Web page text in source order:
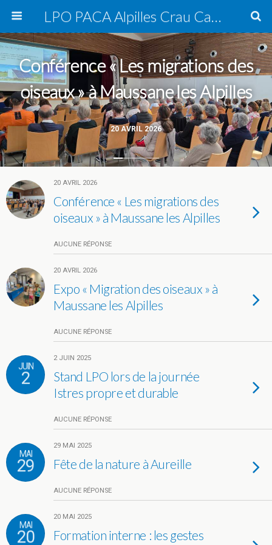
LPO PACA Alpilles Crau Camargue, groupe local
20 AVRIL 2026
Conférence « Les migrations des
oiseaux » à Maussane les Alpilles
20 AVRIL 2026
Conférence « Les migrations des
oiseaux » à Maussane les Alpilles
AUCUNE RÉPONSE
20 AVRIL 2026
Expo « Migration des oiseaux » à
Maussane les Alpilles
AUCUNE RÉPONSE
JUIN
2
2 JUIN 2025
Stand LPO lors de la journée
Istres propre et durable
AUCUNE RÉPONSE
MAI
29
29 MAI 2025
Fête de la nature à Aureille
AUCUNE RÉPONSE
MAI
20
20 MAI 2025
Formation interne : les gestes